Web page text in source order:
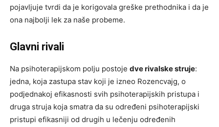
pojavljuje tvrdi da je korigovala greške prethodnika i da je
ona najbolji lek za naše probeme.
Glavni rivali
Na psihoterapijskom polju postoje dve rivalske struje:
jedna, koja zastupa stav koji je izneo Rozencvajg, o
podjednakoj efikasnosti svih psihoterapijskih pristupa i
druga struja koja smatra da su određeni psihoterapijski
pristupi efikasniji od drugih u lečenju određenih